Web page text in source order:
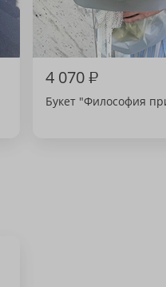
4 070₽
Букет "Философия